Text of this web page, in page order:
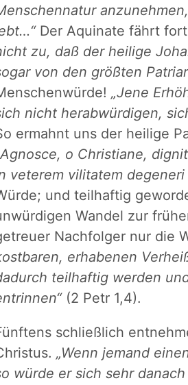
Der Aquinate fährt
zu, daß der heilige
von den größten
„Jene
nicht herabwürdigen,
ermahnt uns der heilige
Agnosce, o Christiane,
veterem vilitatem
und teilhaftig
Wandel zur
Nachfolger nur die
erhabenen
teilhaftig werden
(2 Petr 1,4).
schließlich
„Wenn jemand
würde er sich sehr